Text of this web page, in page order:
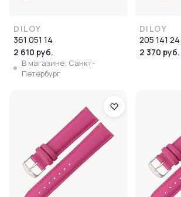
DILOY
361 051 14
2 610 руб.
В магазине: Санкт-
Петербург
DILOY
205 141 24
2 370 руб.